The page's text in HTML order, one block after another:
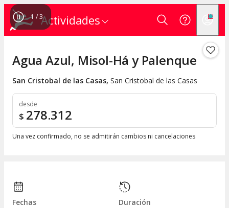
Actividades
1 /3
Agua Azul, Misol-Há y Palenque
San Cristobal de las Casas, San Cristobal de las Casas
desde
$ 278.312
Una vez confirmado, no se admitirán cambios ni cancelaciones
Fechas
Duración